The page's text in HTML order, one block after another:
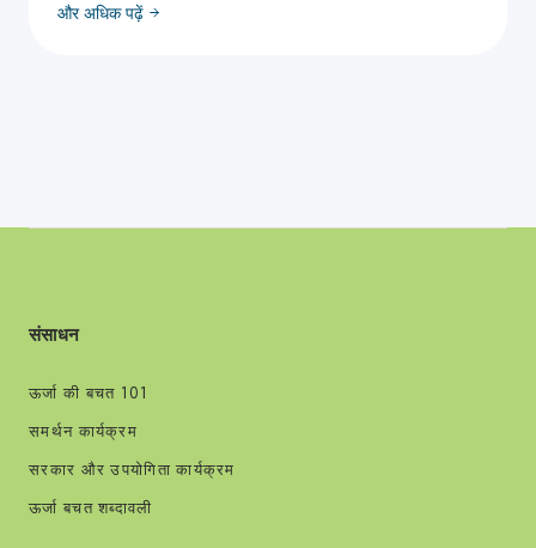
और अधिक पढ़ें
संसाधन
ऊर्जा की बचत 101
समर्थन कार्यक्रम
सरकार और उपयोगिता कार्यक्रम
ऊर्जा बचत शब्दावली